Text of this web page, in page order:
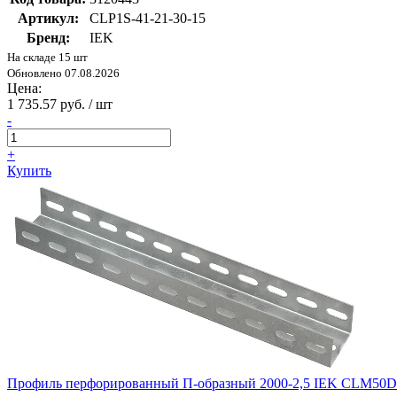
Артикул:
CLP1S-41-21-30-15
Бренд:
IEK
На складе 15 шт
Обновлено 07.08.2026
Цена:
1 735.57 руб. / шт
-
+
Купить
Профиль перфорированный П-образный 2000-2,5 IEK